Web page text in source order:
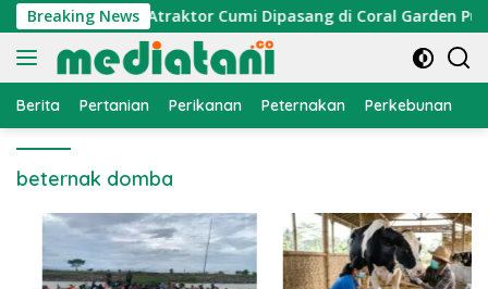
Langsung
ke
konten
Breaking News
Nelayan, Atraktor Cumi Dipasang di Coral Garden Pulau
Berita Pertanian Perikanan Peternakan Perkebunan
beternak domba